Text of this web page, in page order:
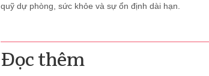
quỹ dự phòng, sức khỏe và sự ổn định dài hạn.
Đọc thêm